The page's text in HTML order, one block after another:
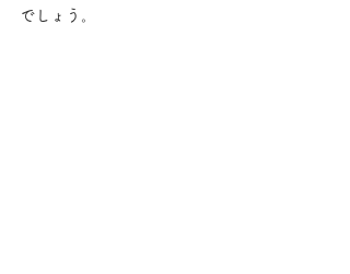
でしょう。